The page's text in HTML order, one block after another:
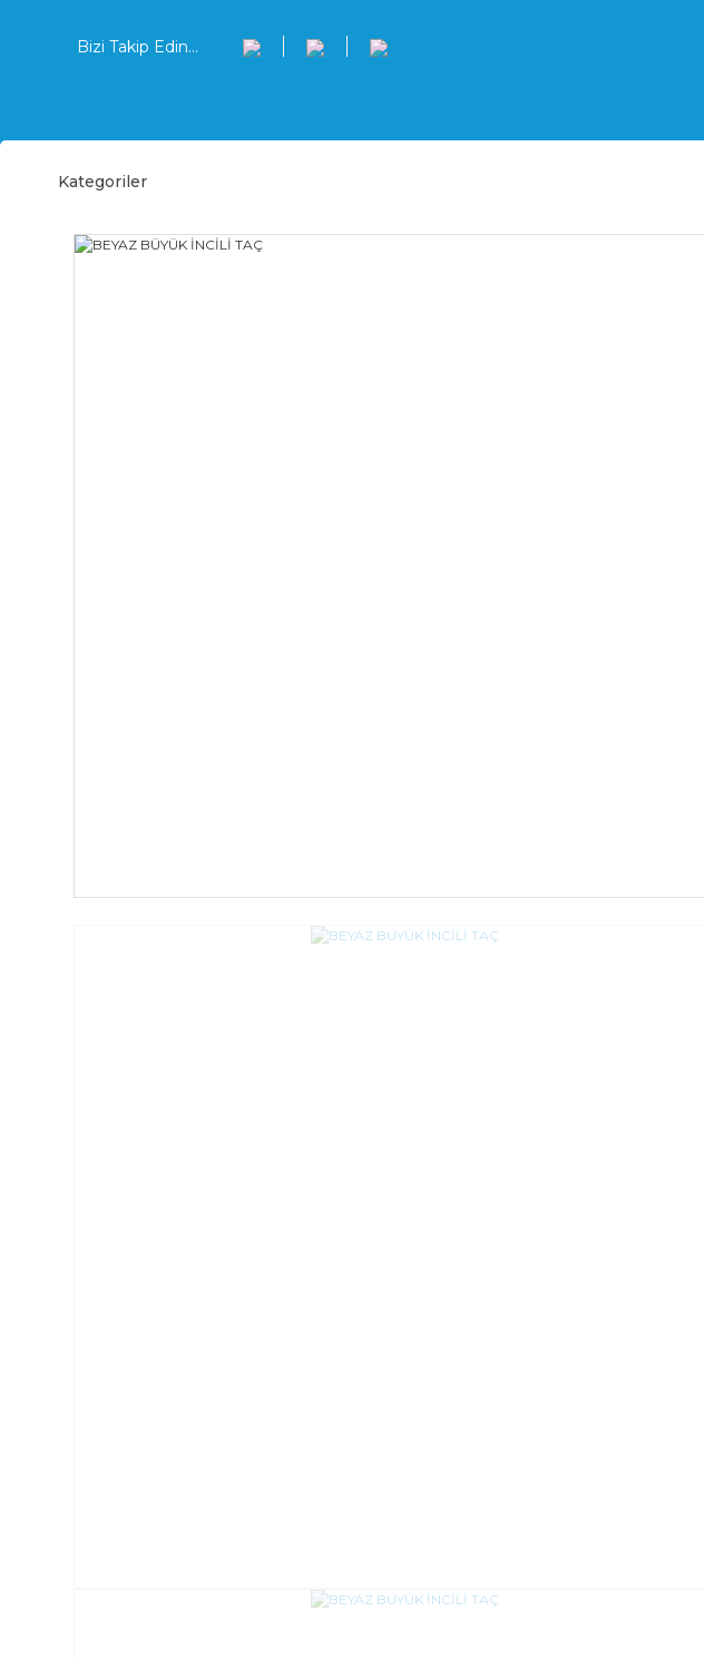
Bizi Takip Edin...
Kategoriler